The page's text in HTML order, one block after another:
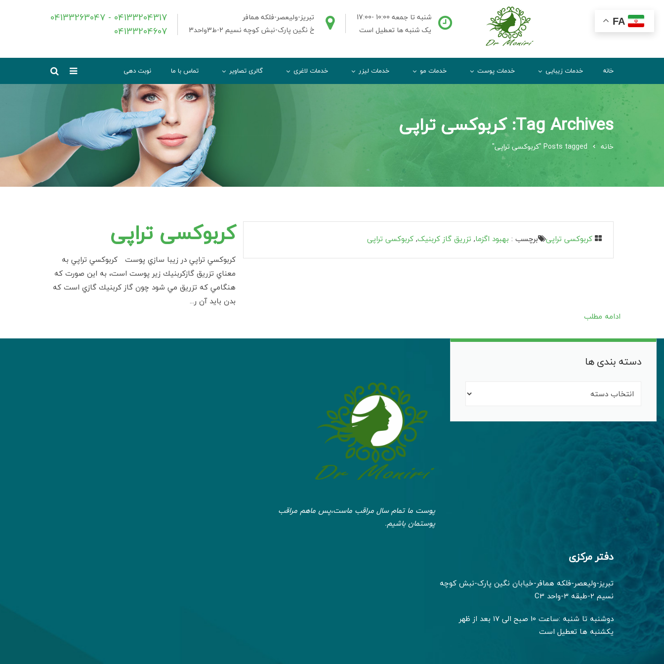
04133263047 - 04133204317
04133204607
تبریز-ولیعصر-فلکه همافر
خ نگین پارک-نبش کوچه نسیم 2-ط3واحد3
شنبه تا جمعه 10:00 -17:00
یک شنبه ها تعطیل است
خانه خدمات زیبایی خدمات پوست خدمات مو خدمات لیزر خدمات لاغری گالری تصاویر تماس با ما نوبت دهی
Tag Archives: کربوکسی تراپی
خانه Posts tagged "کربوکسی تراپی"
کربوکسی تراپی برچسب : بهبود اگزما, تزریق گاز کربنیک,کربوکسی تراپی کربوکسی تراپی
كربوكسي تراپي در زيبا سازي پوست كربوكسي تراپي به
معناي تزريق گازكربنيك زير پوست است، به اين صورت كه
هنگامي كه تزريق مي شود چون گاز كربنيك گازي است كه
بدن بايد آن ر...
ادامه مطلب
دسته بندی ها
پوست ما تمام سال مراقب ماست،پس ماهم مراقب
پوستمان باشیم.
دفتر مرکزی
تبریز-ولیعصر-فلکه همافر-خیابان نگین پارک-نبش کوچه
نسیم 2-طبقه 3-واحد C3
دوشنبه تا شنبه :ساعت 10 صبح الی 17 بعد از ظهر
یکشنبه ها تعطیل است
FA